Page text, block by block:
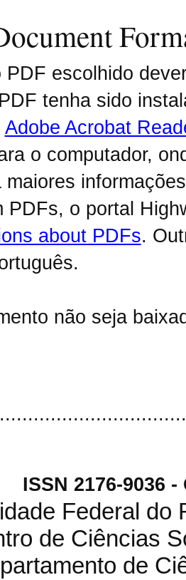
PDF escolhido
tenha sido
Adobe Acrobat
o computador,
maiores
PDFs, o portal
about PDFs.
não seja
ISSN 2176-9036
Federal do
de Ciências
de